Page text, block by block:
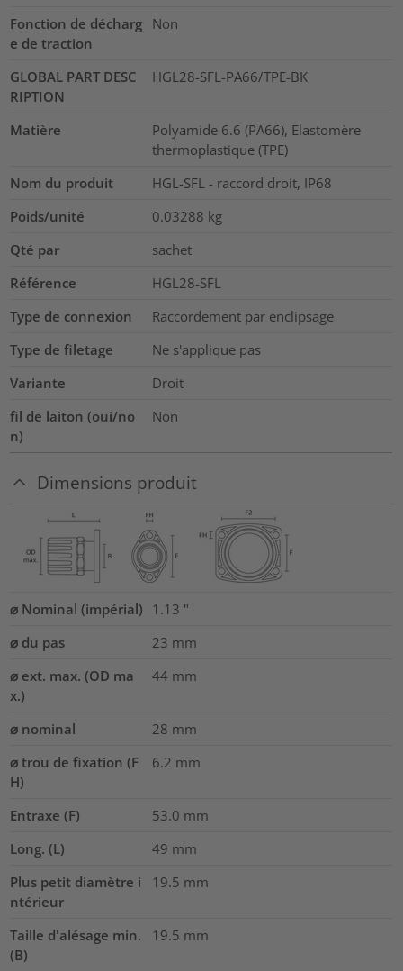
Fonction de décharg
e de traction
Non
GLOBAL PART DESC
RIPTION
HGL28-SFL-PA66/TPE-BK
Matière
Polyamide 6.6 (PA66), Elastomère
thermoplastique (TPE)
Nom du produit
HGL-SFL - raccord droit, IP68
Poids/unité
0.03288 kg
Qté par
sachet
Référence
HGL28-SFL
Type de connexion
Raccordement par enclipsage
Type de filetage
Ne s'applique pas
Variante
Droit
fil de laiton (oui/no
n)
Non
Dimensions produit
⌀ Nominal (impérial) 1.13 "
⌀ du pas
23 mm
⌀ ext. max. (OD ma
x.)
44 mm
⌀ nominal 28 mm
⌀ trou de fixation (F
H)
6.2 mm
Entraxe (F) 53.0 mm
Long. (L)
49 mm
Plus petit diamètre i
ntérieur
19.5 mm
Taille d'alésage min.
(B)
19.5 mm